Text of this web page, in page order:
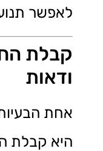
לאפשר
קבלת
ודאות
אחת
היא קבלת